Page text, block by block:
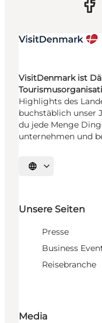
VisitDenmark ist
Highlights des
buchstäblich unser
du jede Menge
unternehmen und
Sprache auswählen
Unsere Seiten
Presse
Business
Reisebranche
Media